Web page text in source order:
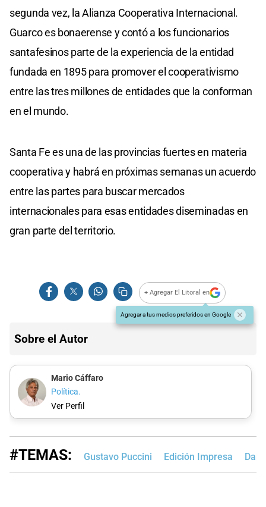
segunda vez, la Alianza Cooperativa Internacional.
Guarco es bonaerense y contó a los funcionarios
santafesinos parte de la experiencia de la entidad
fundada en 1895 para promover el cooperativismo
entre las tres millones de entidades que la conforman
en el mundo.
Santa Fe es una de las provincias fuertes en materia
cooperativa y habrá en próximas semanas un acuerdo
entre las partes para buscar mercados
internacionales para esas entidades diseminadas en
gran parte del territorio.
+ Agregar El Litoral en
Agregar a tus medios preferidos en Google
Sobre el Autor
Mario Cáffaro
Política.
Ver Perfil
#TEMAS: Gustavo Puccini Edición Impresa